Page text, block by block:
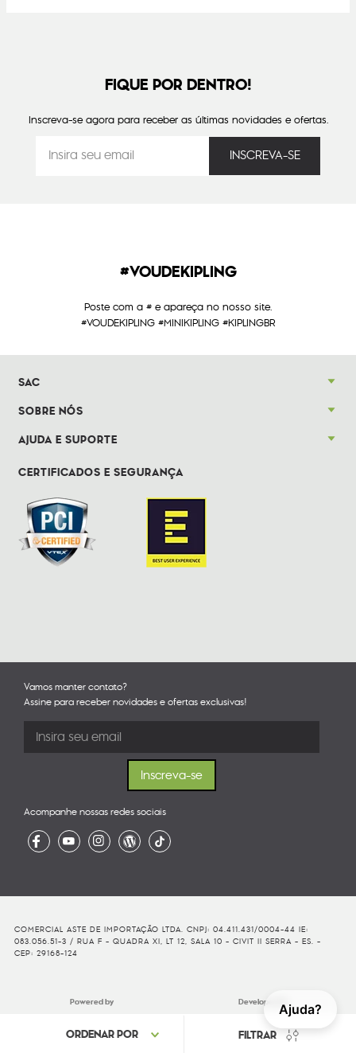
Ajuda?
FIQUE POR DENTRO!
Inscreva-se agora para receber as últimas novidades e ofertas.
#VOUDEKIPLING
Poste com a # e apareça no nosso site.
#VOUDEKIPLING #MINIKIPLING #KIPLINGBR
SAC
SOBRE NÓS
AJUDA E SUPORTE
CERTIFICADOS E SEGURANÇA
Vamos manter contato?
Assine para receber novidades e ofertas exclusivas!
Acompanhe nossas redes sociais
COMERCIAL ASTE DE IMPORTAÇÃO LTDA. CNPJ: 04.411.431/0004-44 IE:
083.056.51-3 / RUA F - QUADRA XI, LT 12, SALA 10 - CIVIT II SERRA - ES. -
CEP: 29168-124
Powered by Developed By